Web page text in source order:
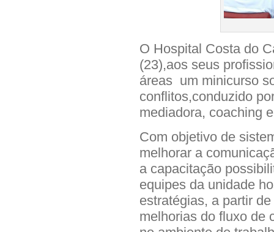
O Hospital Costa do
(23),aos seus
áreas um minicurso
conflitos,conduzido
mediadora, coaching
Com objetivo de
melhorar a
a capacitação
equipes da unidade
estratégias, a partir
melhorias do fluxo de